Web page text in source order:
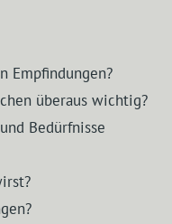
Empfindungen?
überaus wichtig?
Bedürfnisse